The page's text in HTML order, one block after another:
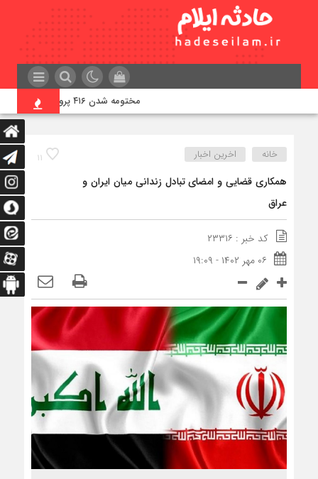
مختومه شدن ۴۱۶ پرونده در هیئت‌های صلح ایلام
۱۱ خانه اخرین اخبار
همکاری قضایی و امضای تبادل زندانی میان ایران و
عراق
کد خبر : ۲۳۳۱۶
۰۶ مهر ۱۴۰۲ - ۱۹:۰۹